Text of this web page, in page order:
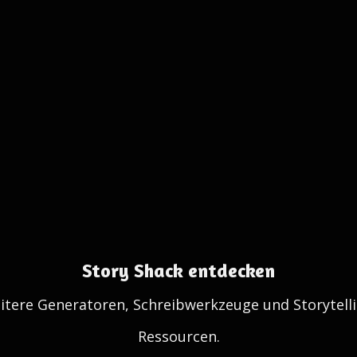
Story Shack entdecken
Generatoren, Schreibwerkzeuge und
Ressourcen.